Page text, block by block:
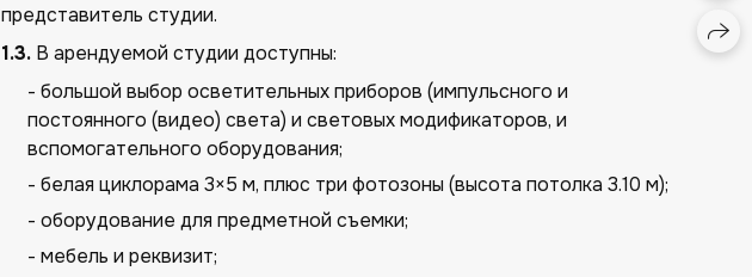
представитель студии.
1.3. В арендуемой студии доступны:
- большой выбор осветительных приборов (импульсного и
постоянного (видео) света) и световых модификаторов, и
вспомогательного оборудования;
- белая циклорама 3×5 м, плюс три фотозоны (высота потолка 3.10 м);
- оборудование для предметной съемки;
- мебель и реквизит;